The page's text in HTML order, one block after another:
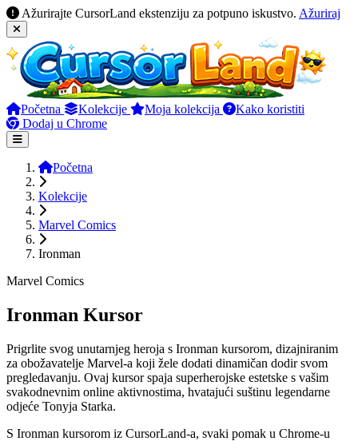
Ažurirajte CursorLand ekstenziju za potpuno iskustvo. Ažuriraj
Početna Kolekcije Moja kolekcija
Kako koristiti
Dodaj u Chrome
Početna
Kolekcije
Marvel Comics
Ironman
Marvel Comics
Ironman Kursor
Prigrlite svog unutarnjeg heroja s Ironman kursorom, dizajniranim
za obožavatelje Marvel-a koji žele dodati dinamičan dodir svom
pregledavanju. Ovaj kursor spaja superherojske estetske s vašim
svakodnevnim online aktivnostima, hvatajući suštinu legendarne
odjeće Tonyja Starka.
S Ironman kursorom iz CursorLand-a, svaki pomak u Chrome-u